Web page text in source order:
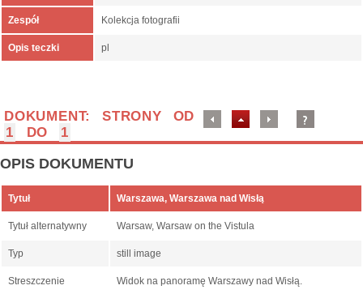
Zespół Kolekcja fotografii
Opis teczki pl
DOKUMENT: STRONY OD
1
DO 1
OPIS DOKUMENTU
Tytuł Warszawa, Warszawa nad Wisłą
Tytuł alternatywny Warsaw, Warsaw on the Vistula
Typ still image
Streszczenie Widok na panoramę Warszawy nad Wisłą.